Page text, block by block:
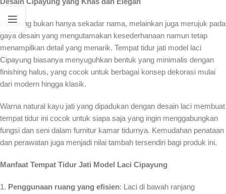
Cipayung bukan hanya sekadar nama, melainkan juga merujuk pada
gaya desain yang mengutamakan kesederhanaan namun tetap
menampilkan detail yang menarik. Tempat tidur jati model laci
Cipayung biasanya menyuguhkan bentuk yang minimalis dengan
finishing halus, yang cocok untuk berbagai konsep dekorasi mulai
dari modern hingga klasik.
Warna natural kayu jati yang dipadukan dengan desain laci membuat
tempat tidur ini cocok untuk siapa saja yang ingin menggabungkan
fungsi dan seni dalam furnitur kamar tidurnya. Kemudahan penataan
dan perawatan juga menjadi nilai tambah tersendiri bagi produk ini.
Manfaat Tempat Tidur Jati Model Laci Cipayung
1. Penggunaan ruang yang efisien: Laci di bawah ranjang